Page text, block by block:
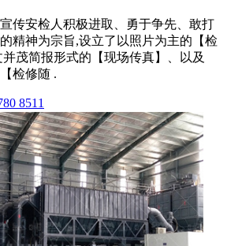
传安检人积极进取、勇于争先、敢打
精神为宗旨,设立了以照片为主的【检
茂简报形式的【现场传真】、以及
检修随 .
8511